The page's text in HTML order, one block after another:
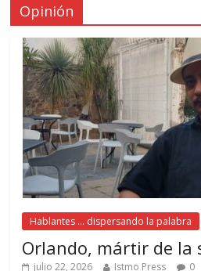
Opinión
Hablantes ... dispersando la palabra
Orlando, mártir de la
julio 22, 2026 Istmo Press 0